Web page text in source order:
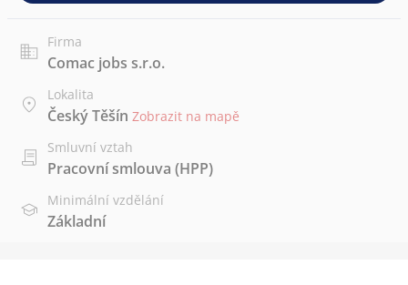
Firma
Comac jobs s.r.o.
Lokalita
Český Těšín Zobrazit na mapě
Smluvní vztah
Pracovní smlouva (HPP)
Minimální vzdělání
Základní